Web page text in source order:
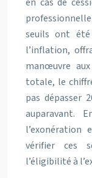
seuils ont
l’inflation,
manœuvre
totale, le
pas dépasser
auparavant.
vérifier ces
l’éligibilité à